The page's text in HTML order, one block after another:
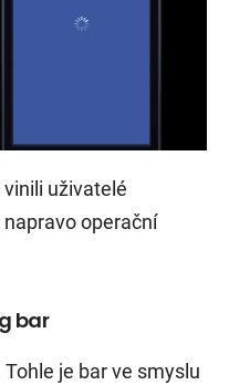
uživatelé
operační
bar
je bar ve smyslu